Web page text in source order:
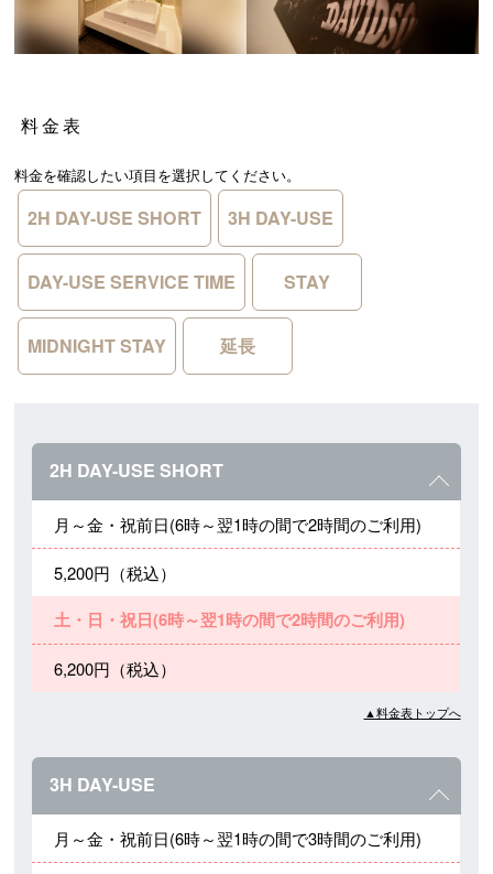
料金表
料金を確認したい項目を選択してください。
2H DAY-USE SHORT 3H DAY-USE
DAY-USE SERVICE TIME STAY
MIDNIGHT STAY 延長
2H DAY-USE SHORT
月～金・祝前日(6時～翌1時の間で2時間のご利用)
5,200円（税込）
土・日・祝日(6時～翌1時の間で2時間のご利用)
6,200円（税込）
▲料金表トップへ
3H DAY-USE
月～金・祝前日(6時～翌1時の間で3時間のご利用)